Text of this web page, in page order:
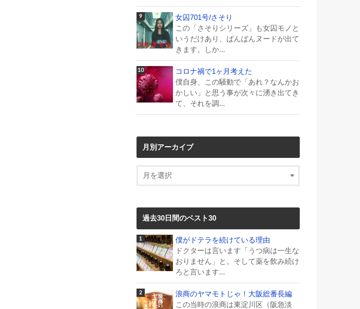
女囚701号/さそり
この「さそりシリーズ」も女囚モノと
いうだけあり、ばんばんヌードが出て
きます。しか...
コロナ禍で1ヶ月考えた
僕自身、この騒動で「あれ？なんかお
かしい」と思う事が次々に湧き出てき
て、それを調...
月別アーカイブ
過去30日間のベスト30
僕がドテラを続けている理由
ドクターは言います「うつ病は一生な
おりません」と。そして薬を飲み続け
ろと言います...
浪商のヤマモトじゃ！大阪総番長編
この当時の浪商は東淀川区（阪急淡